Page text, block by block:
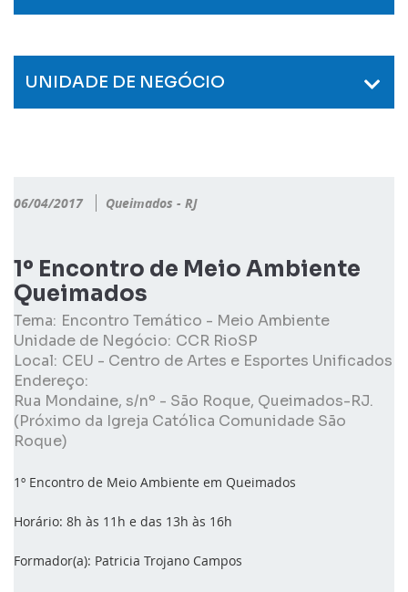
UNIDADE DE NEGÓCIO
06/04/2017 Queimados - RJ
1º Encontro de Meio Ambiente
Queimados
Tema: Encontro Temático - Meio Ambiente
Unidade de Negócio: CCR RioSP
Local: CEU - Centro de Artes e Esportes Unificados
Endereço:
Rua Mondaine, s/nº - São Roque, Queimados-RJ.
(Próximo da Igreja Católica Comunidade São
Roque)
1º Encontro de Meio Ambiente em Queimados
Horário: 8h às 11h e das 13h às 16h
Formador(a): Patricia Trojano Campos